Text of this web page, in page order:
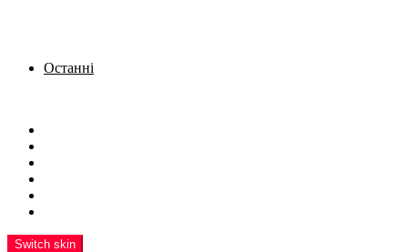
Останні
Switch skin